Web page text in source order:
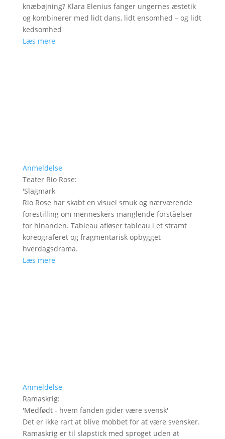
knæbøjning? Klara Elenius fanger ungernes æstetik
og kombinerer med lidt dans, lidt ensomhed – og lidt
kedsomhed
Læs mere
Anmeldelse
Teater Rio Rose:
'Slagmark'
Rio Rose har skabt en visuel smuk og nærværende
forestilling om menneskers manglende forståelser
for hinanden. Tableau afløser tableau i et stramt
koreograferet og fragmentarisk opbygget
hverdagsdrama.
Læs mere
Anmeldelse
Ramaskrig:
'Medfødt - hvem fanden gider være svensk'
Det er ikke rart at blive mobbet for at være svensker.
Ramaskrig er til slapstick med sproget uden at